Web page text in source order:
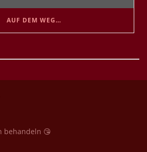
AUF DEM WEG…
behandeln 😘